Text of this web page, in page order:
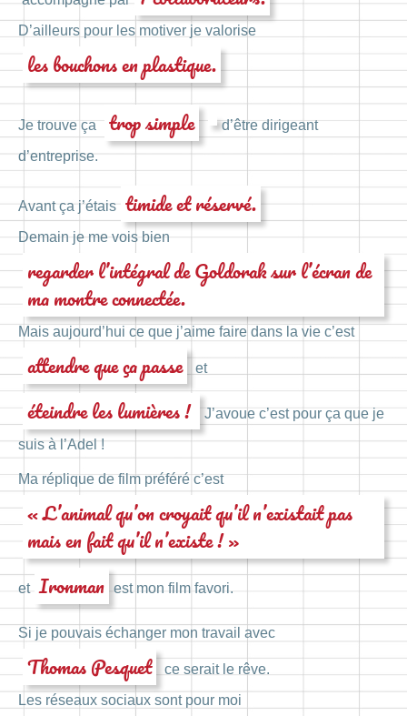
D’ailleurs pour les motiver je valorise
les bouchons en plastique.
Je trouve ça trop simple
d’être dirigeant
d’entreprise.
Avant ça j’étais timide et réservé.
Demain je me vois bien
regarder l’intégral de Goldorak sur l’écran de
ma montre connectée.
Mais aujourd’hui ce que j’aime faire dans la vie c’est
attendre que ça passe et
éteindre les lumières !
J’avoue c’est pour ça que je
suis à l’Adel !
Ma réplique de film préféré c’est
« L’animal qu’on croyait qu’il n’existait pas
mais en fait qu’il n’existe ! »
et Ironman est mon film favori.
Si je pouvais échanger mon travail avec
Thomas Pesquet
ce serait le rêve.
Les réseaux sociaux sont pour moi